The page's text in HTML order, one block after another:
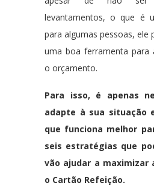
levantamentos, o que é
para algumas pessoas, ele
uma boa ferramenta para
o orçamento.
Para isso, é apenas
adapte à sua situação
que funciona melhor
seis estratégias que
vão ajudar a maximizar
o Cartão Refeição.